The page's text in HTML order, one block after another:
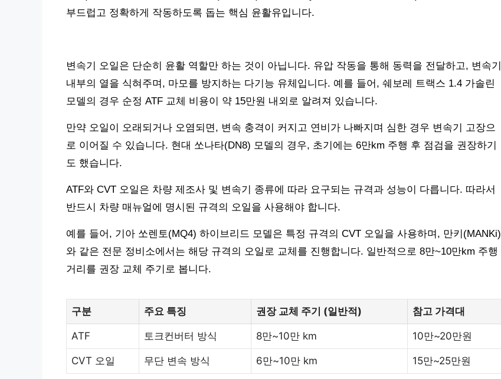
부드럽고 정확하게 작동하도록 돕는 핵심 윤활유입니다.
변속기 오일은 단순히 윤활 역할만 하는 것이 아닙니다. 유압 작동을 통해 동력을 전달하고, 변속기
내부의 열을 식혀주며, 마모를 방지하는 다기능 유체입니다. 예를 들어, 쉐보레 트랙스 1.4 가솔린
모델의 경우 순정 ATF 교체 비용이 약 15만원 내외로 알려져 있습니다.
만약 오일이 오래되거나 오염되면, 변속 충격이 커지고 연비가 나빠지며 심한 경우 변속기 고장으
로 이어질 수 있습니다. 현대 쏘나타(DN8) 모델의 경우, 초기에는 6만km 주행 후 점검을 권장하기
도 했습니다.
ATF와 CVT 오일은 차량 제조사 및 변속기 종류에 따라 요구되는 규격과 성능이 다릅니다. 따라서
반드시 차량 매뉴얼에 명시된 규격의 오일을 사용해야 합니다.
예를 들어, 기아 쏘렌토(MQ4) 하이브리드 모델은 특정 규격의 CVT 오일을 사용하며, 만키(MANKi)
와 같은 전문 정비소에서는 해당 규격의 오일로 교체를 진행합니다. 일반적으로 8만~10만km 주행
거리를 권장 교체 주기로 봅니다.
구분 주요 특징 권장 교체 주기 (일반적) 참고 가격대
ATF 토크컨버터 방식 8만~10만 km 10만~20만원
CVT 오일 무단 변속 방식 6만~10만 km 15만~25만원